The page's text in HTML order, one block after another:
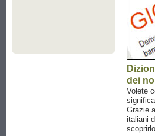
dei
Volete
Grazie
italiani